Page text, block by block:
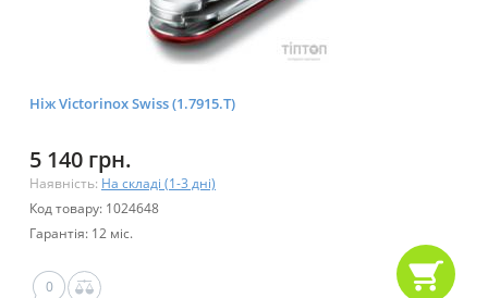
Ніж Victorinox Swiss (1.7915.T)
5 140 грн.
Наявність: На складі (1-3 дні)
Код товару: 1024648
Гарантія: 12 міс.
0